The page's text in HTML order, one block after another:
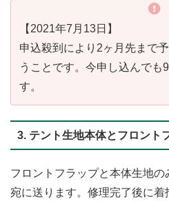
【2021年7月13日】
申込殺到により2ヶ月先まで
うことです。今申し込んでも
す。
3. テント生地本体とフロント
フロントフラップと本体生地
宛に送ります。修理完了後に